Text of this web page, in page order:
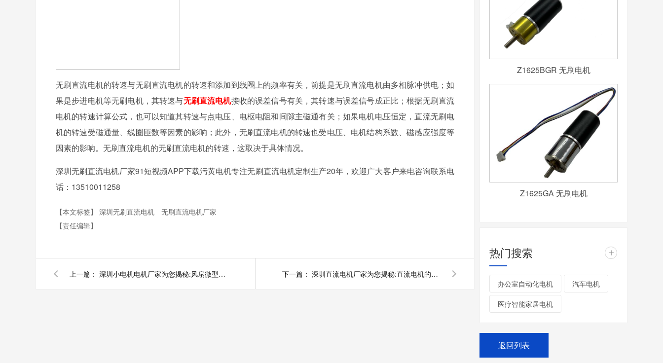
无刷直流电机的转速与无刷直流电机的转速和添加到线圈上的频率有关，前提是无刷直流电机由多相脉冲供电；如
果是步进电机等无刷电机，其转速与无刷直流电机接收的误差信号有关，其转速与误差信号成正比；根据无刷直流
电机的转速计算公式，也可以知道其转速与点电压、电枢电阻和间隙主磁通有关；如果电机电压恒定，直流无刷电
机的转速受磁通量、线圈匝数等因素的影响；此外，无刷直流电机的转速也受电压、电机结构系数、磁感应强度等
因素的影响。无刷直流电机的无刷直流电机的转速，这取决于具体情况。
深圳无刷直流电机厂家91短视频APP下载污黄电机专注无刷直流电机定制生产20年，欢迎广大客户来电咨询联系电
话：13510011258
【本文标签】 深圳无刷直流电机
无刷直流电机厂家
【责任编辑】
上一篇： 深圳小电机电机厂家为您揭秘:风扇微型直流电机优点 下一篇： 深圳直流电机厂家为您揭秘:直流电机的分类与方式
Z1625BGR 无刷电机
Z1625GA 无刷电机
热门搜索 +
办公室自动化电机 汽车电机
医疗智能家居电机
返回列表